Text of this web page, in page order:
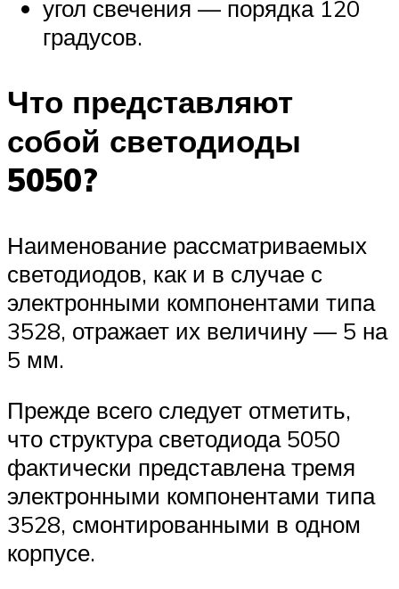
угол свечения — порядка 120
градусов.
Что представляют
собой светодиоды
5050?
Наименование рассматриваемых
светодиодов, как и в случае с
электронными компонентами типа
3528, отражает их величину — 5 на
5 мм.
Прежде всего следует отметить,
что структура светодиода 5050
фактически представлена тремя
электронными компонентами типа
3528, смонтированными в одном
корпусе.